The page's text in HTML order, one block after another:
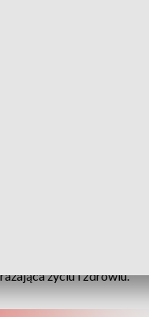
życiu i zdrowiu.